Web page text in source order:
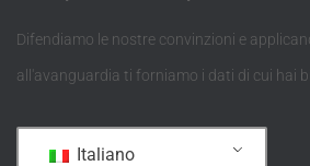
Difendiamo le nostre convinzioni e
all'avanguardia ti forniamo i dati di cui hai
Italiano